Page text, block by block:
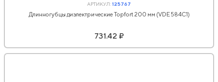
АРТИКУЛ:125767
Длинногубцы диэлектрические Topfort 200 мм (VDE 584С1)
731.42 ₽